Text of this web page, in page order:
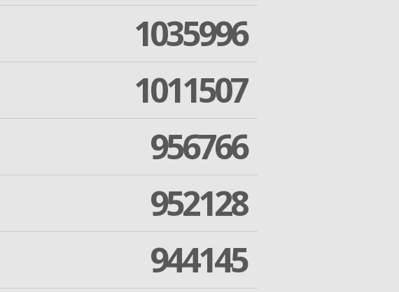
1035996
1011507
956766
952128
944145